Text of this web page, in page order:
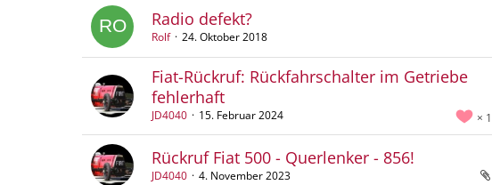
Radio defekt?
Rolf 24. Oktober 2018
Fiat-Rückruf: Rückfahrschalter im Getriebe
fehlerhaft
1
JD4040 15. Februar 2024
Rückruf Fiat 500 - Querlenker - 856!
JD4040 4. November 2023